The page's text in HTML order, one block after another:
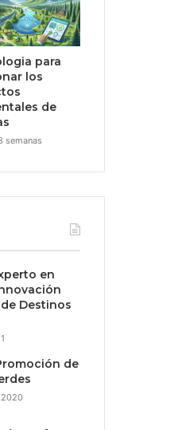
para
los
de
semanas
en
Destinos
de